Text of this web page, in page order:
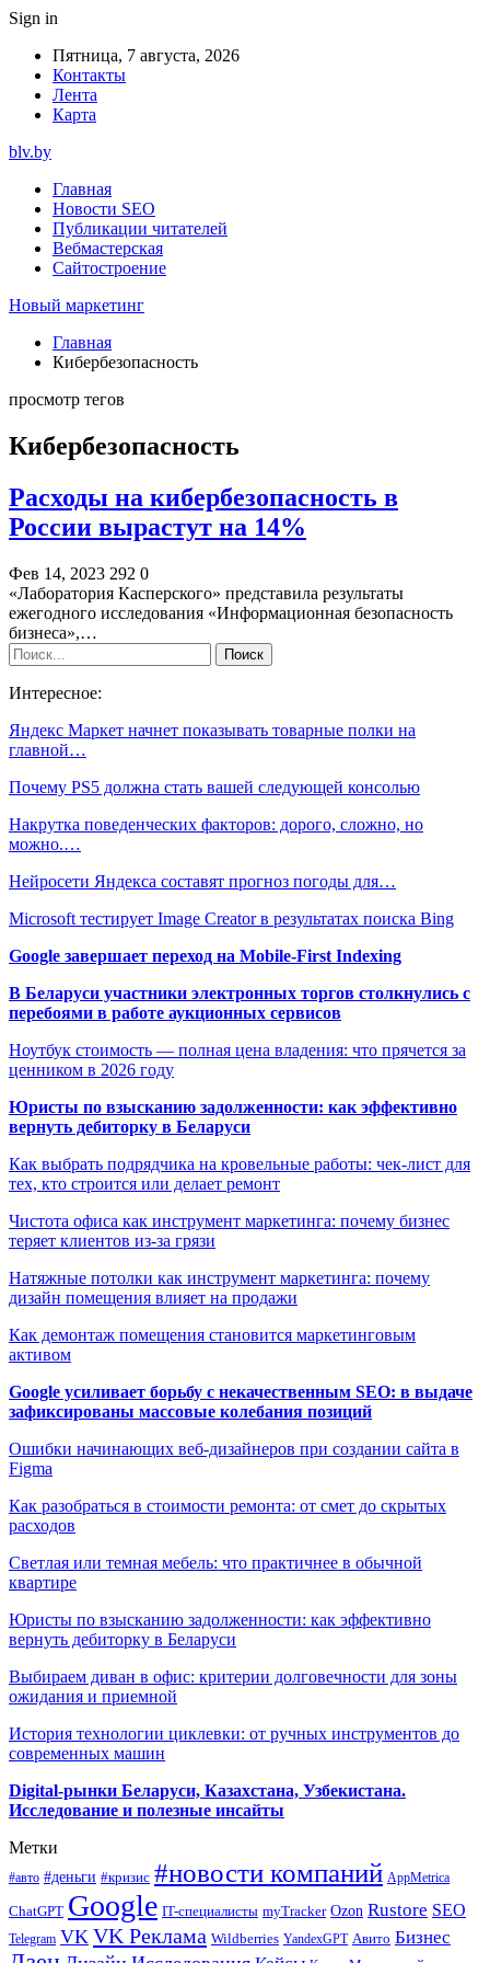
Sign in
Пятница, 7 августа, 2026
Контакты
Лента
Карта
blv.by
Главная
Новости SEO
Публикации читателей
Вебмастерская
Сайтостроение
Новый маркетинг
Главная
Кибербезопасность
просмотр тегов
Кибербезопасность
Расходы на кибербезопасность в
России вырастут на 14%
Фев 14, 2023 292 0
«Лаборатория Касперского» представила результаты
ежегодного исследования «Информационная безопасность
бизнеса»,…
Интересное:
Яндекс Маркет начнет показывать товарные полки на
главной…
Почему PS5 должна стать вашей следующей консолью
Накрутка поведенческих факторов: дорого, сложно, но
можно.…
Нейросети Яндекса составят прогноз погоды для…
Microsoft тестирует Image Creator в результатах поиска Bing
Google завершает переход на Mobile-First Indexing
В Беларуси участники электронных торгов столкнулись с
перебоями в работе аукционных сервисов
Ноутбук стоимость — полная цена владения: что прячется за
ценником в 2026 году
Юристы по взысканию задолженности: как эффективно
вернуть дебиторку в Беларуси
Как выбрать подрядчика на кровельные работы: чек-лист для
тех, кто строится или делает ремонт
Чистота офиса как инструмент маркетинга: почему бизнес
теряет клиентов из-за грязи
Натяжные потолки как инструмент маркетинга: почему
дизайн помещения влияет на продажи
Как демонтаж помещения становится маркетинговым
активом
Google усиливает борьбу с некачественным SEO: в выдаче
зафиксированы массовые колебания позиций
Ошибки начинающих веб-дизайнеров при создании сайта в
Figma
Как разобраться в стоимости ремонта: от смет до скрытых
расходов
Светлая или темная мебель: что практичнее в обычной
квартире
Юристы по взысканию задолженности: как эффективно
вернуть дебиторку в Беларуси
Выбираем диван в офис: критерии долговечности для зоны
ожидания и приемной
История технологии циклевки: от ручных инструментов до
современных машин
Digital-рынки Беларуси, Казахстана, Узбекистана.
Исследование и полезные инсайты
Метки
#авто #деньги #кризис #новости компаний AppMetrica
ChatGPT Google IT-специалисты myTracker Ozon Rustore SEO
Telegram VK VK Реклама Wildberries YandexGPT Авито Бизнес